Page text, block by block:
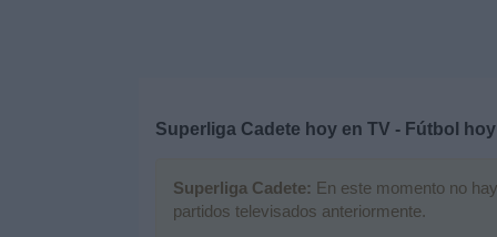
Superliga Cadete hoy en TV - Fútbol hoy
Superliga Cadete: En este momento no
partidos televisados anteriormente.